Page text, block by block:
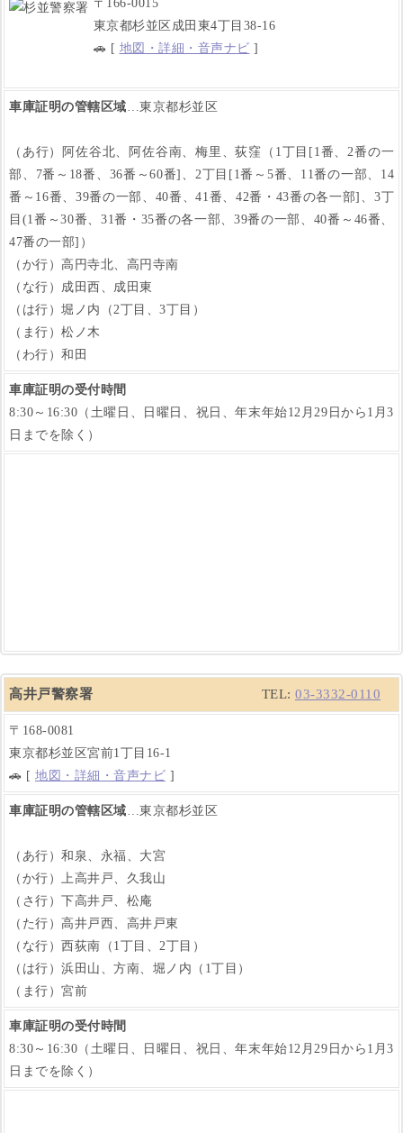
〒166-0015
東京都杉並区成田東4丁目38-16
🚗 [ 地図・詳細・音声ナビ ]
車庫証明の管轄区域…東京都杉並区
（あ行）阿佐谷北、阿佐谷南、梅里、荻窪（1丁目[1番、2番の一
部、7番～18番、36番～60番]、2丁目[1番～5番、11番の一部、14
番～16番、39番の一部、40番、41番、42番・43番の各一部]、3丁
目(1番～30番、31番・35番の各一部、39番の一部、40番～46番、
47番の一部]）
（か行）高円寺北、高円寺南
（な行）成田西、成田東
（は行）堀ノ内（2丁目、3丁目）
（ま行）松ノ木
（わ行）和田
車庫証明の受付時間
8:30～16:30（土曜日、日曜日、祝日、年末年始12月29日から1月3
日までを除く）
高井戸警察署 TEL: 03-3332-0110
〒168-0081
東京都杉並区宮前1丁目16-1
🚗 [ 地図・詳細・音声ナビ ]
車庫証明の管轄区域…東京都杉並区
（あ行）和泉、永福、大宮
（か行）上高井戸、久我山
（さ行）下高井戸、松庵
（た行）高井戸西、高井戸東
（な行）西荻南（1丁目、2丁目）
（は行）浜田山、方南、堀ノ内（1丁目）
（ま行）宮前
車庫証明の受付時間
8:30～16:30（土曜日、日曜日、祝日、年末年始12月29日から1月3
日までを除く）